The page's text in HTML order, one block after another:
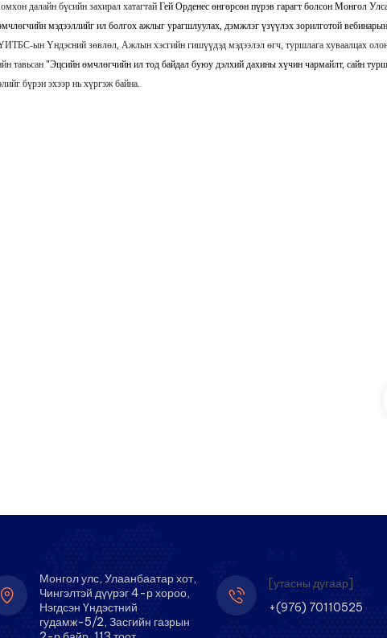
далайн бүсийн захирал хатагтай Гей Орденес өнгөрсөн пүрэв гарагт болсон Монгол
мэдээллийг ил болгох ажлыг урагшлуулах, дэмжлэг үзүүлэх зорилготой
ын Үндэсний зөвлөл, Ажлын хэсгийн гишүүдэд мэдээлэл өгч, туршлага хуваалцах
тавьсан "Эцсийн өмчлөгчийн ил тод байдал буюу дэлхий дахины хүчин чармайлт, сайн
бүрэн эхээр нь хүргэж байна.
Монгол улс, Улаанбаатар хот,
Чингэлтэй дүүрэг 4-р хороо,
Нэгдсэн Үндэстний
гудамж-5/2, Засгийн газрын
[утасны дугаар]
+(976) 70110525